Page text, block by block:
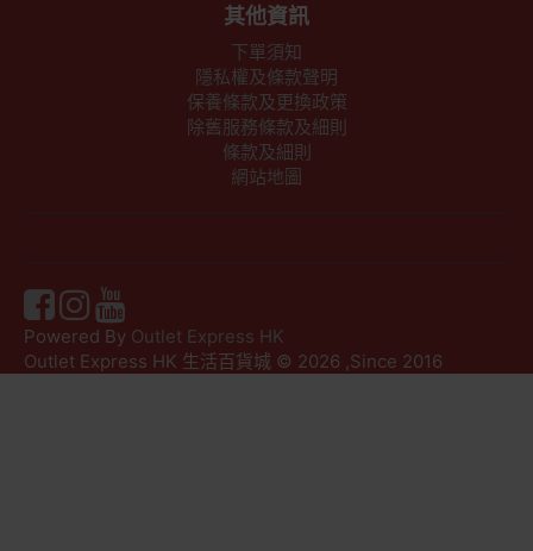
其他資訊
下單須知
隱私權及條款聲明
保養條款及更換政策
除舊服務條款及細則
條款及細則
網站地圖
Powered By Outlet Express HK
Outlet Express HK 生活百貨城 © 2026 ,Since 2016